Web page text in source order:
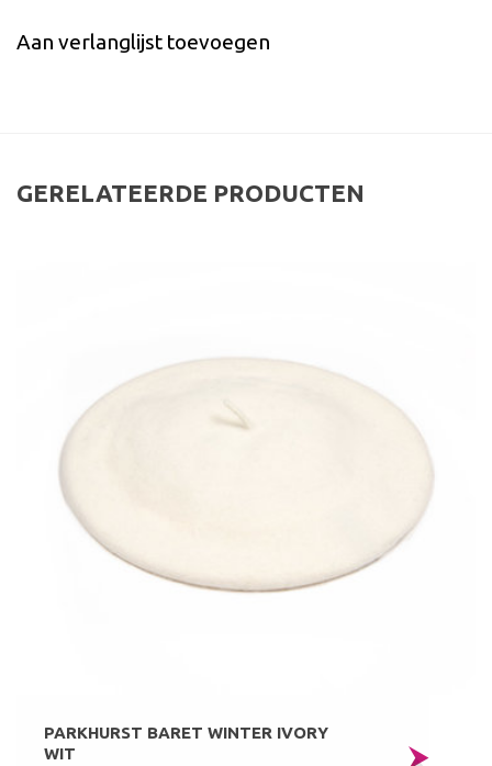
Aan verlanglijst toevoegen
GERELATEERDE PRODUCTEN
PARKHURST BARET WINTER IVORY
WIT